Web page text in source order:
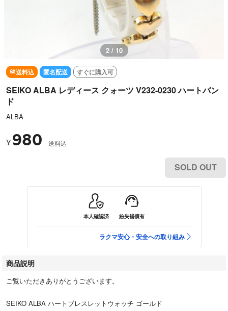
2 / 10
送料込 匿名配送 すぐに購入可
SEIKO ALBA レディース クォーツ V232-0230 ハートバン
ド
ALBA
¥ 980 送料込
SOLD OUT
本人確認済 紛失補償有
ラクマ安心・安全への取り組み
商品説明
ご覧いただきありがとうございます。
SEIKO ALBA ハートブレスレットウォッチ ゴールド